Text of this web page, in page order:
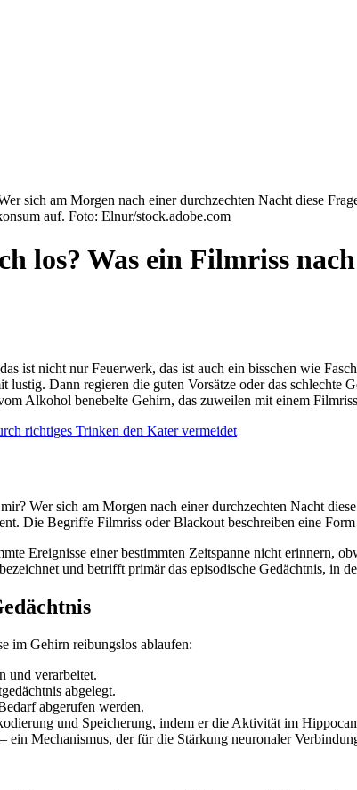
sich am Morgen nach einer durchzechten Nacht diese
auf. Foto: Elnur/stock.adobe.com
los? Was ein Filmriss
ist nicht nur Feuerwerk, das ist auch ein bisschen wie
Dann regieren die guten Vorsätze oder das schlechte
Alkohol benebelte Gehirn, das zuweilen mit einem
richtiges Trinken den Kater vermeidet
Wer sich am Morgen nach einer durchzechten Nacht
Die Begriffe Filmriss oder Blackout beschreiben eine
Ereignisse einer bestimmten Zeitspanne nicht erinnern,
und betrifft primär das episodische Gedächtnis, in
im Gehirn reibungslos ablaufen:
und verarbeitet.
abgelegt.
abgerufen werden.
und Speicherung, indem er die Aktivität im
Mechanismus, der für die Stärkung neuronaler